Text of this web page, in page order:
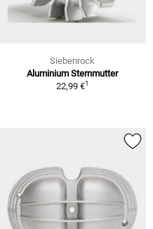
Siebenrock
Aluminium Sternmutter
22,99 €1